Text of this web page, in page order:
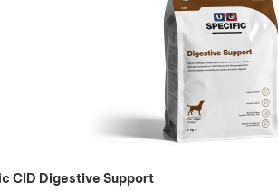
CID Digestive Support